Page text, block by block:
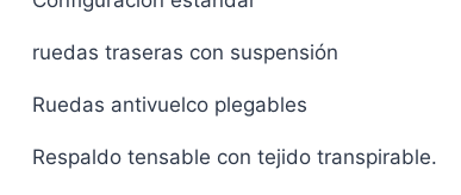
ruedas traseras con suspensión
Ruedas antivuelco plegables
Respaldo tensable con tejido transpirable.